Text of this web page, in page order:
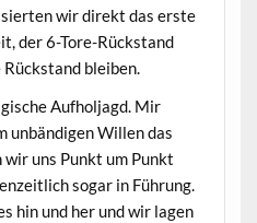
wir direkt das erste
der 6-Tore-Rückstand
bleiben.
Aufholjagd. Mir
unbändigen Willen das
uns Punkt um Punkt
sogar in Führung.
hin und her und wir lagen